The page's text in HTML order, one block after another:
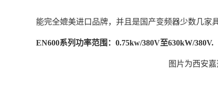
能完全媲美进口品牌，并且是国产变频器少数几家
EN600系列功率范围：0.75kw/380V至630kW/380V.
图片为西安